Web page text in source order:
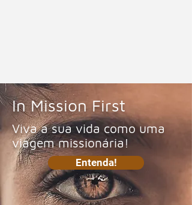
In Mission First
Viva a sua vida como uma
viagem missionária!
Entenda!